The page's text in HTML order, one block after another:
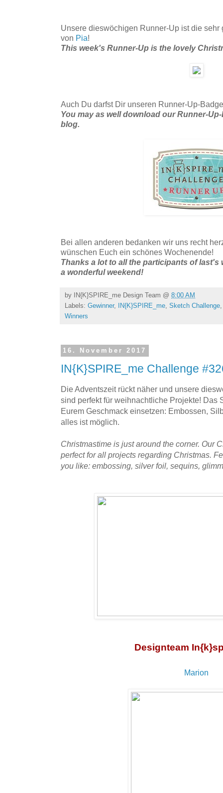
Unsere dieswöchigen Runner-Up ist die
von Pia!
This week's Runner-Up is the lovely
Auch Du darfst Dir unseren Runner-Up-
You may as well download our Runner-
blog.
Bei allen anderen bedanken wir uns recht
wünschen Euch ein schönes Wochenende!
Thanks a lot to all the participants of last's
a wonderful weekend!
by IN{K}SPIRE_me Design Team @ 8:00 AM
Labels: Gewinner, IN{K}SPIRE_me, Sketch Challenge
Winners
16. November 2017
IN{K}SPIRE_me Challenge
Die Adventszeit rückt näher und unsere
sind perfekt für weihnachtliche Projekte! Das
Eurem Geschmack einsetzen: Embossen,
alles ist möglich.
Christmastime is just around the corner. Our
perfect for all projects regarding Christmas.
you like: embossing, silver foil, sequins,
Designteam
Marion